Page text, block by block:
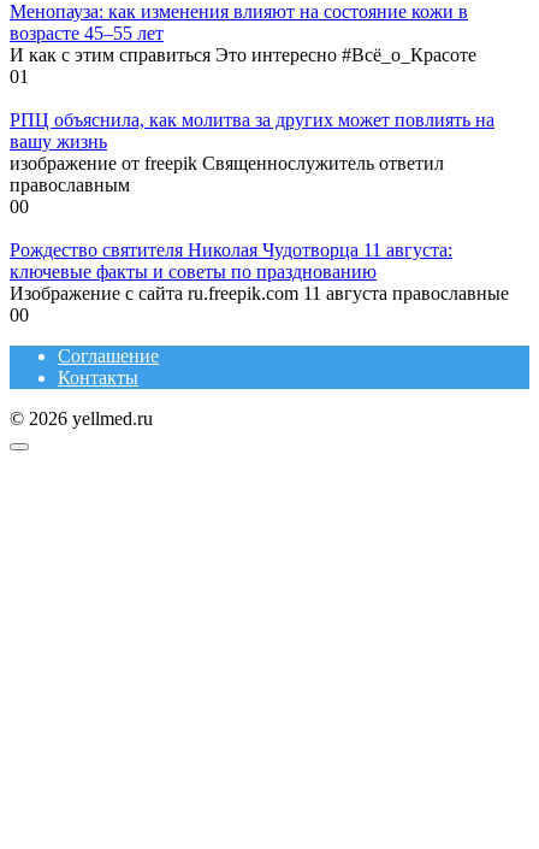
Менопауза: как изменения влияют на состояние кожи в
возрасте 45–55 лет
И как с этим справиться Это интересно #Всё_о_Красоте
01
РПЦ объяснила, как молитва за других может повлиять на
вашу жизнь
изображение от freepik Священнослужитель ответил
православным
00
Рождество святителя Николая Чудотворца 11 августа:
ключевые факты и советы по празднованию
Изображение с сайта ru.freepik.com 11 августа православные
00
Соглашение
Контакты
© 2026 yellmed.ru